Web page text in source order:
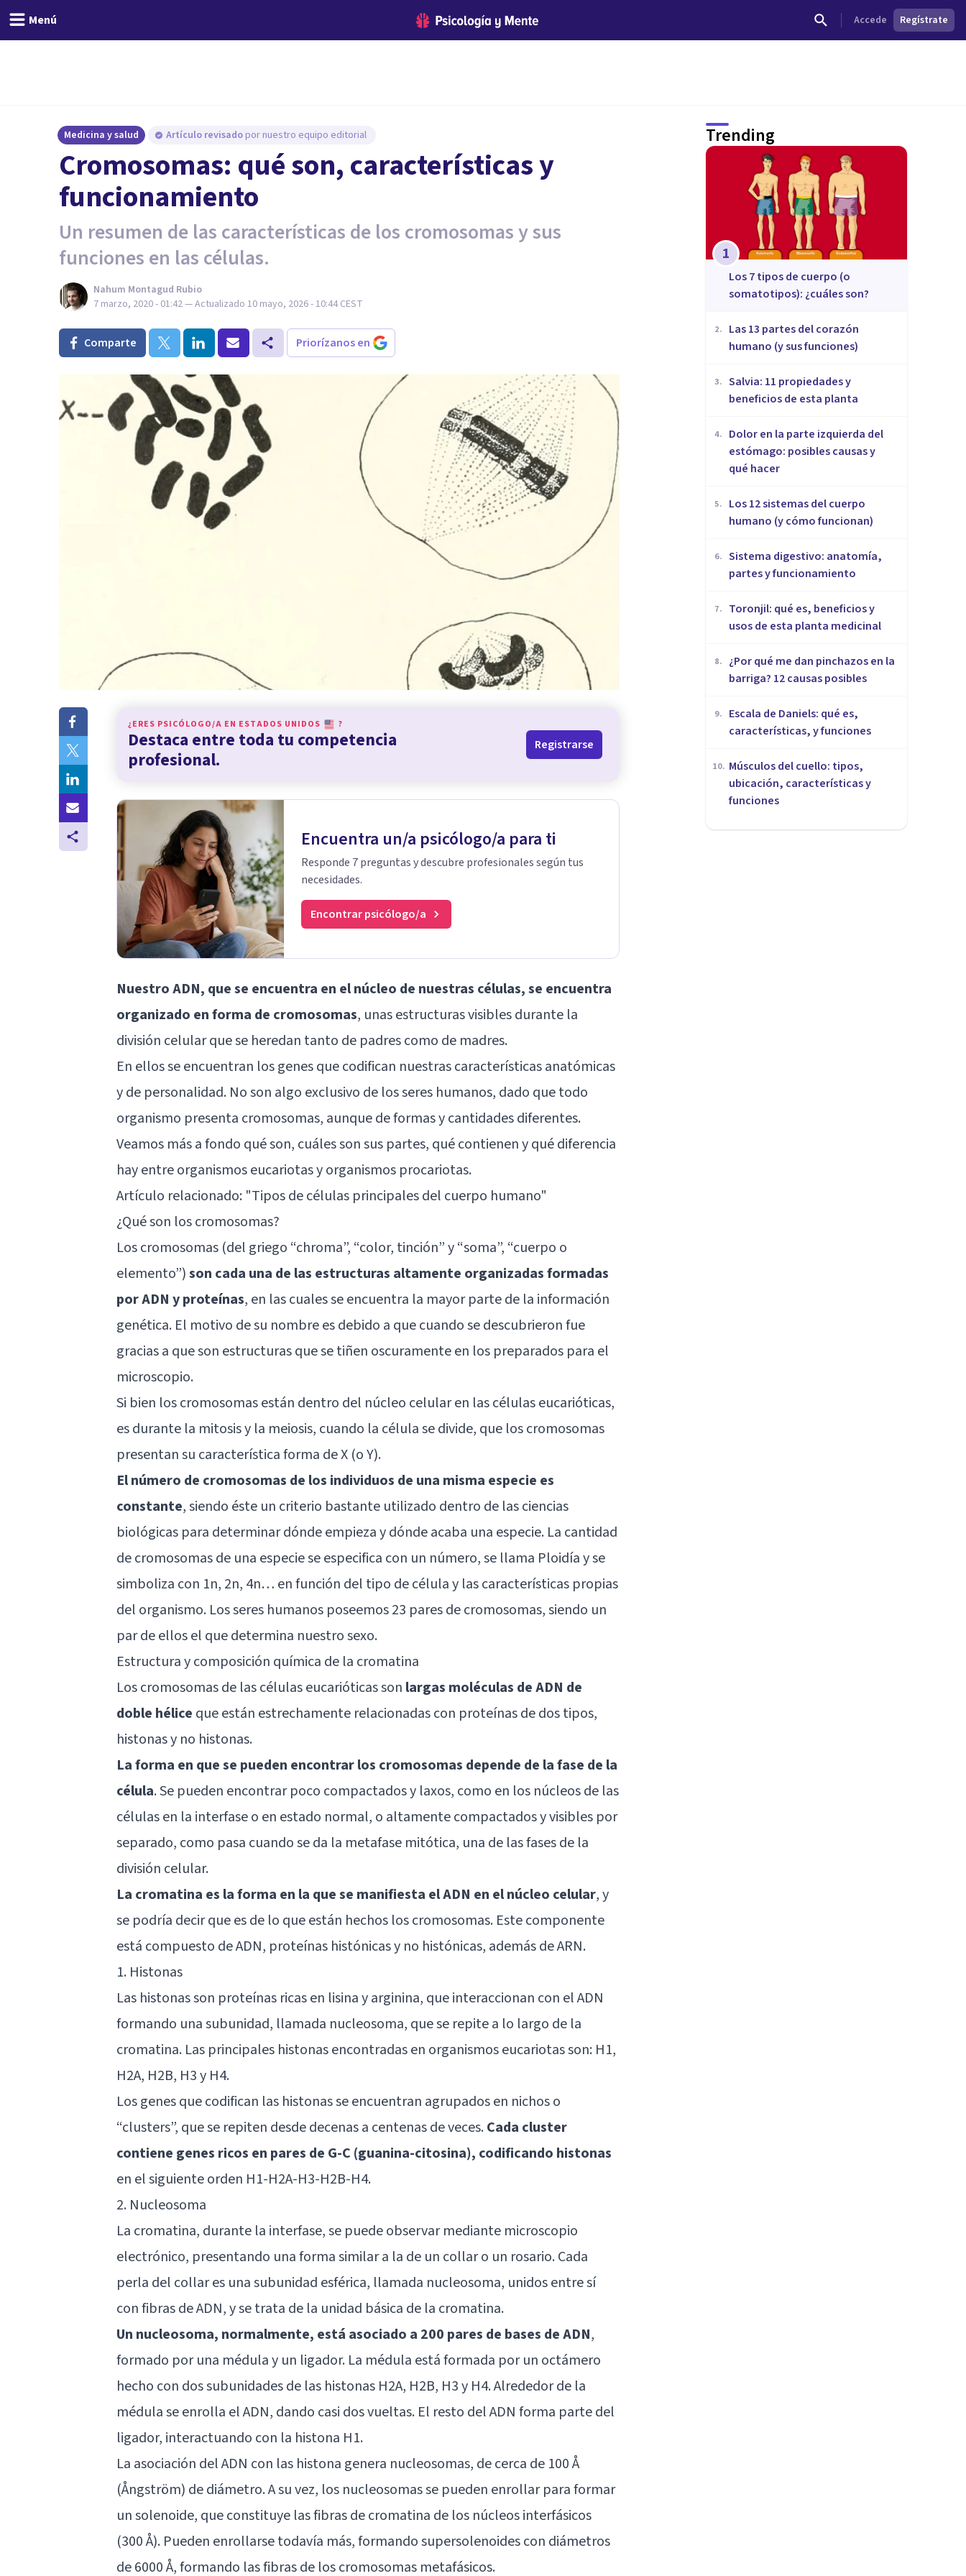
Menú Accede Regístrate
Medicina y salud Artículo revisado por nuestro equipo editorial
Cromosomas: qué son, características y
funcionamiento
Un resumen de las características de los cromosomas y sus
funciones en las células.
Nahum Montagud Rubio
7 marzo, 2020 - 01:42— Actualizado 10 mayo, 2026 - 10:44 CEST
Comparte Priorízanos en
¿ERES PSICÓLOGO/A EN ESTADOS UNIDOS ?
Destaca entre toda tu competencia
profesional.
Registrarse
Encuentra un/a psicólogo/a para ti
Responde 7 preguntas y descubre profesionales según tus
necesidades.
Encontrar psicólogo/a
Nuestro ADN, que se encuentra en el núcleo de nuestras células, se encuentra
organizado en forma de cromosomas, unas estructuras visibles durante la
división celular que se heredan tanto de padres como de madres.
En ellos se encuentran los genes que codifican nuestras características anatómicas
y de personalidad. No son algo exclusivo de los seres humanos, dado que todo
organismo presenta cromosomas, aunque de formas y cantidades diferentes.
Veamos más a fondo qué son, cuáles son sus partes, qué contienen y qué diferencia
hay entre organismos eucariotas y organismos procariotas.
Artículo relacionado: "Tipos de células principales del cuerpo humano"
¿Qué son los cromosomas?
Los cromosomas (del griego “chroma”, “color, tinción” y “soma”, “cuerpo o
elemento”)son cada una de las estructuras altamente organizadas formadas
por ADN y proteínas, en las cuales se encuentra la mayor parte de la información
genética. El motivo de su nombre es debido a que cuando se descubrieron fue
gracias a que son estructuras que se tiñen oscuramente en los preparados para el
microscopio.
Si bien los cromosomas están dentro del núcleo celular en las células eucarióticas,
es durante la mitosis y la meiosis, cuando la célula se divide, que los cromosomas
presentan su característica forma de X (o Y).
El número de cromosomas de los individuos de una misma especie es
constante, siendo éste un criterio bastante utilizado dentro de las ciencias
biológicas para determinar dónde empieza y dónde acaba una especie. La cantidad
de cromosomas de una especie se especifica con un número, se llama Ploidía y se
simboliza con 1n, 2n, 4n… en función del tipo de célula y las características propias
del organismo. Los seres humanos poseemos 23 pares de cromosomas, siendo un
par de ellos el que determina nuestro sexo.
Estructura y composición química de la cromatina
Los cromosomas de las células eucarióticas son largas moléculas de ADN de
doble hélice que están estrechamente relacionadas con proteínas de dos tipos,
histonas y no histonas.
La forma en que se pueden encontrar los cromosomas depende de la fase de la
célula. Se pueden encontrar poco compactados y laxos, como en los núcleos de las
células en la interfase o en estado normal, o altamente compactados y visibles por
separado, como pasa cuando se da la metafase mitótica, una de las fases de la
división celular.
La cromatina es la forma en la que se manifiesta el ADN en el núcleo celular, y
se podría decir que es de lo que están hechos los cromosomas. Este componente
está compuesto de ADN, proteínas histónicas y no histónicas, además de ARN.
1. Histonas
Las histonas son proteínas ricas en lisina y arginina, que interaccionan con el ADN
formando una subunidad, llamada nucleosoma, que se repite a lo largo de la
cromatina. Las principales histonas encontradas en organismos eucariotas son: H1,
H2A, H2B, H3 y H4.
Los genes que codifican las histonas se encuentran agrupados en nichos o
“clusters”, que se repiten desde decenas a centenas de veces.Cada cluster
contiene genes ricos en pares de G-C (guanina-citosina), codificando histonas
en el siguiente orden H1-H2A-H3-H2B-H4.
2. Nucleosoma
La cromatina, durante la interfase, se puede observar mediante microscopio
electrónico, presentando una forma similar a la de un collar o un rosario. Cada
perla del collar es una subunidad esférica, llamada nucleosoma, unidos entre sí
con fibras de ADN, y se trata de la unidad básica de la cromatina.
Un nucleosoma, normalmente, está asociado a 200 pares de bases de ADN,
formado por una médula y un ligador. La médula está formada por un octámero
hecho con dos subunidades de las histonas H2A, H2B, H3 y H4. Alrededor de la
médula se enrolla el ADN, dando casi dos vueltas. El resto del ADN forma parte del
ligador, interactuando con la histona H1.
La asociación del ADN con las histona genera nucleosomas, de cerca de 100 Å
(Ångström) de diámetro. A su vez, los nucleosomas se pueden enrollar para formar
un solenoide, que constituye las fibras de cromatina de los núcleos interfásicos
(300 Å). Pueden enrollarse todavía más, formando supersolenoides con diámetros
de 6000 Å, formando las fibras de los cromosomas metafásicos.
Trending
1
​Los 7 tipos de cuerpo (o
somatotipos): ¿cuáles son?
2.
Las 13 partes del corazón
humano (y sus funciones)
3. Salvia: 11 propiedades y
beneficios de esta planta
4.
Dolor en la parte izquierda del
estómago: posibles causas y
qué hacer
5.
Los 12 sistemas del cuerpo
humano (y cómo funcionan)
6. Sistema digestivo: anatomía,
partes y funcionamiento
7.
Toronjil: qué es, beneficios y
usos de esta planta medicinal
8.
¿Por qué me dan pinchazos en la
barriga? 12 causas posibles
9.
Escala de Daniels: qué es,
características, y funciones
10. Músculos del cuello: tipos,
ubicación, características y
funciones